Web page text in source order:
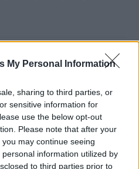
My Personal Information
sharing to third parties, or
sensitive information for
use the below opt-out
Please note that after your
may continue seeing
information utilized by
to third parties prior to
Γεύσεων & Τέχνης